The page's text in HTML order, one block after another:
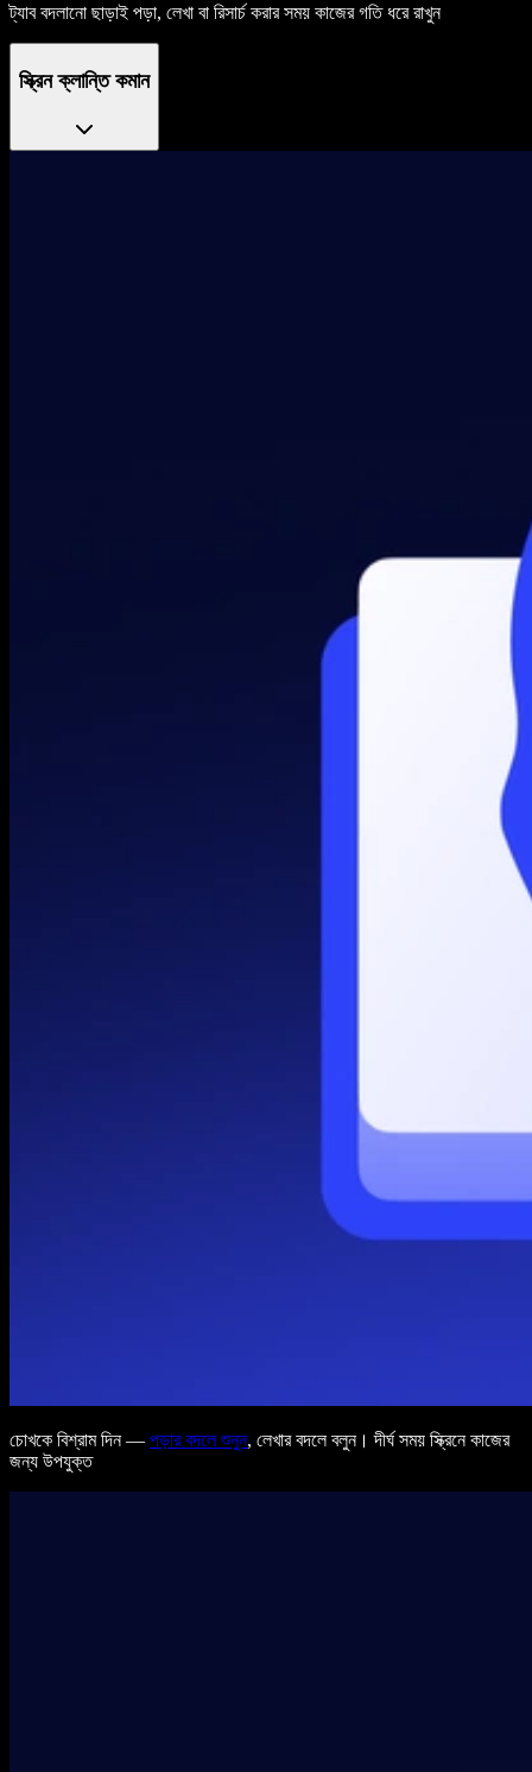
ট্যাব বদলানো ছাড়াই পড়া, লেখা বা রিসার্চ করার সময় কাজের গতি ধরে রাখুন
স্ক্রিন ক্লান্তি কমান
চোখকে বিশ্রাম দিন — পড়ার বদলে শুনুন, লেখার বদলে বলুন। দীর্ঘ সময় স্ক্রিনে কাজের
জন্য উপযুক্ত